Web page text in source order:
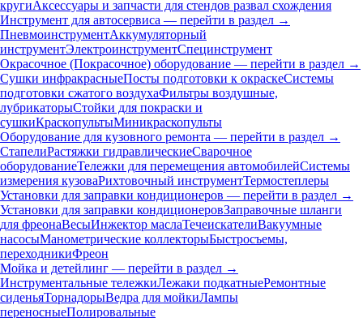
кругиАксессуары и запчасти для стендов развал схождения
Инструмент для автосервиса — перейти в раздел →
ПневмоинструментАккумуляторный
инструментЭлектроинструментСпецинструмент
Окрасочное (Покрасочное) оборудование — перейти в раздел →
Сушки инфракрасныеПосты подготовки к окраскеСистемы
подготовки сжатого воздухаФильтры воздушные,
лубрикаторыСтойки для покраски и
сушкиКраскопультыМиникраскопульты
Оборудование для кузовного ремонта — перейти в раздел →
СтапелиРастяжки гидравлическиеСварочное
оборудованиеТележки для перемещения автомобилейСистемы
измерения кузоваРихтовочный инструментТермостеплеры
Установки для заправки кондиционеров — перейти в раздел →
Установки для заправки кондиционеровЗаправочные шланги
для фреонаВесыИнжектор маслаТечеискателиВакуумные
насосыМанометрические коллекторыБыстросъемы,
переходникиФреон
Мойка и детейлинг — перейти в раздел →
Инструментальные тележкиЛежаки подкатныеРемонтные
сиденьяТорнадорыВедра для мойкиЛампы
переносныеПолировальные